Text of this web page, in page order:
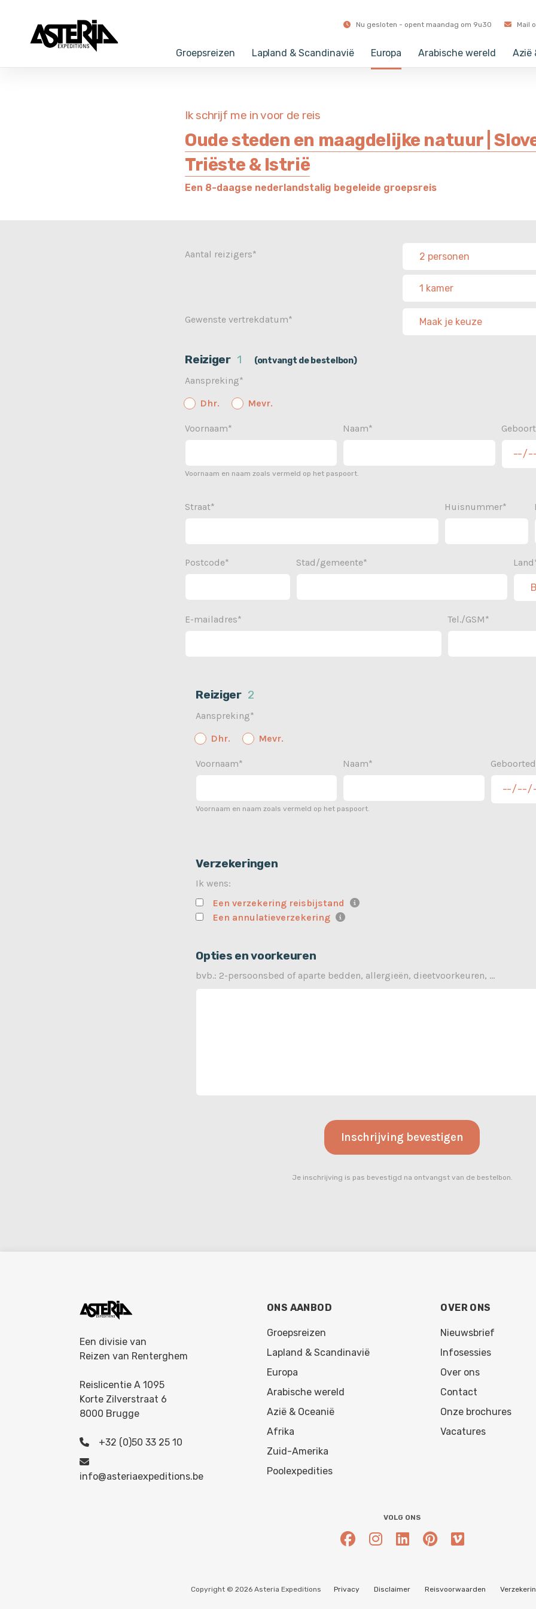
Nu gesloten - opent maandag om 9u30 Mail
Groepsreizen Lapland & Scandinavië Europa Arabische wereld Azië
Ik schrijf me in voor de reis
Oude steden en maagdelijke natuur |
Triëste & Istrië
Een 8-daagse nederlandstalig begeleide groepsreis
Aantal reizigers*
Gewenste vertrekdatum*
Reiziger 1 (ontvangt de bestelbon)
Aanspreking*
Dhr.
Mevr.
Voornaam* Naam*
Voornaam en naam zoals vermeld op het paspoort.
Straat* Huisnummer*
Postcode* Stad/gemeente*
Tel./GSM*
E-mailadres*
Reiziger 2
Aanspreking*
Dhr.
Mevr.
Voornaam* Naam*
Voornaam en naam zoals vermeld op het paspoort.
Verzekeringen
Ik wens:
Een verzekering reisbijstand
Een annulatieverzekering
Opties en voorkeuren
bvb.: 2-persoonsbed of aparte bedden, allergieën, dieetvoorkeuren, ...
Je inschrijving is pas bevestigd na ontvangst van de bestelbon.
Een divisie van
Reizen van Renterghem
Reislicentie A 1095
Korte Zilverstraat 6
8000 Brugge
+32 (0)50 33 25 10
info@asteriaexpeditions.be
ONS AANBOD
Groepsreizen
Lapland & Scandinavië
Europa
Arabische wereld
Azië & Oceanië
Afrika
Zuid-Amerika
Poolexpedities
OVER ONS
Nieuwsbrief
Infosessies
Over ons
Contact
Onze brochures
Vacatures
VOLG ONS
Copyright © 2026 Asteria Expeditions Privacy Disclaimer Reisvoorwaarden